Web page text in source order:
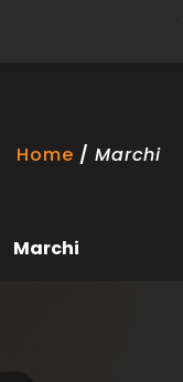
Home Marchi
Marchi